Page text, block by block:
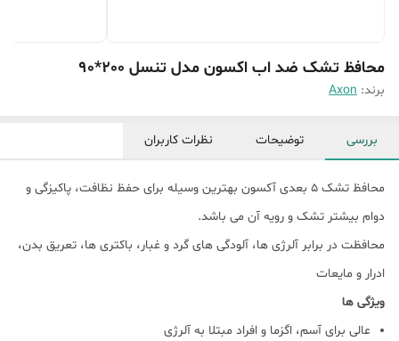
محافظ تشک ضد اب اکسون مدل تنسل 200*90
برند: Axon
بررسی توضیحات نظرات کاربران
محافظ تشک 5 بعدی آکسون بهترین وسیله برای حفظ نظافت، پاکیزگی و
دوام بیشتر تشک و رویه آن می باشد.
محافظت در برابر آلرژی ها، آلودگی های گرد و غبار، باکتری ها، تعریق بدن،
ادرار و مایعات
ویژگی ها
عالی برای آسم، اگزما و افراد مبتلا به آلرژی